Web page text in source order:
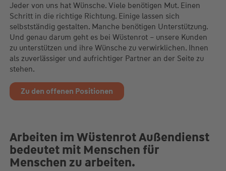
Jeder von uns hat Wünsche. Viele benötigen Mut. Einen
Schritt in die richtige Richtung. Einige lassen sich
selbstständig gestalten. Manche benötigen Unterstützung.
Und genau darum geht es bei Wüstenrot – unsere Kunden
zu unterstützen und ihre Wünsche zu verwirklichen. Ihnen
als zuverlässiger und aufrichtiger Partner an der Seite zu
stehen.
Zu den offenen Positionen
Arbeiten im Wüstenrot Außendienst
bedeutet mit Menschen für
Menschen zu arbeiten.